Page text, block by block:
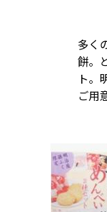
多く
餅。
ト。
ご用